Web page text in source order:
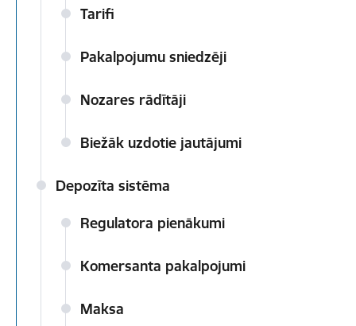
Tarifi
Pakalpojumu sniedzēji
Nozares rādītāji
Biežāk uzdotie jautājumi
Depozīta sistēma
Regulatora pienākumi
Komersanta pakalpojumi
Maksa